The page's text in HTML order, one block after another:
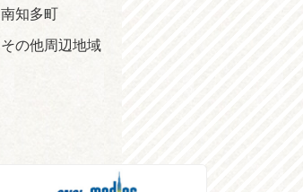
南知多町
その他周辺地域